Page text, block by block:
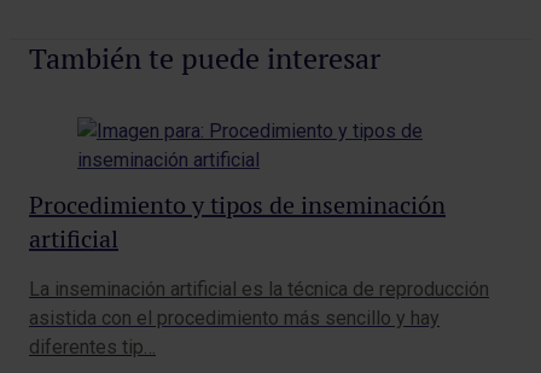
También te puede interesar
Procedimiento y tipos de inseminación
artificial
La inseminación artificial es la técnica de reproducción
asistida con el procedimiento más sencillo y hay
diferentes tip…